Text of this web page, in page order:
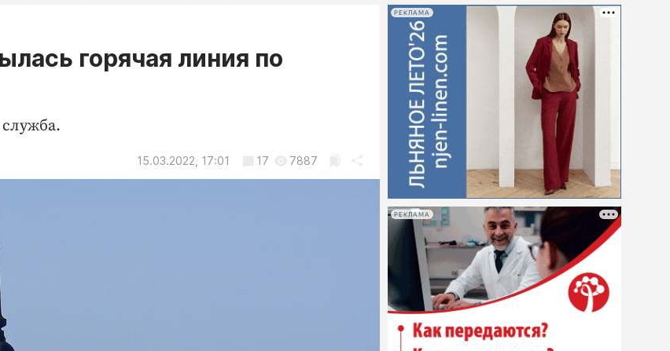
горячая линия по
15.03.2022, 17:01 17 7887
РЕКЛАМА
РЕКЛАМА